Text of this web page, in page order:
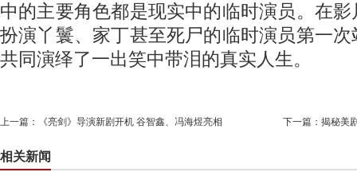
中的主要角色都是现实中的临时演员。在
扮演丫鬟、家丁甚至死尸的临时演员第一
共同演绎了一出笑中带泪的真实人生。
上一篇： 《亮剑》导演新剧开机 谷智鑫、冯海煜亮相 下一篇： 揭秘美
相关新闻